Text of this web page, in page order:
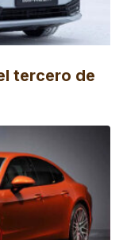
tercero de